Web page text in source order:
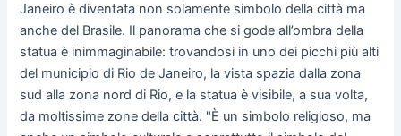
Janeiro è diventata non solamente simbolo della città ma
anche del Brasile. Il panorama che si gode all’ombra della
statua è inimmaginabile: trovandosi in uno dei picchi più alti
del municipio di Rio de Janeiro, la vista spazia dalla zona
sud alla zona nord di Rio, e la statua è visibile, a sua volta,
da moltissime zone della città. "È un simbolo religioso, ma